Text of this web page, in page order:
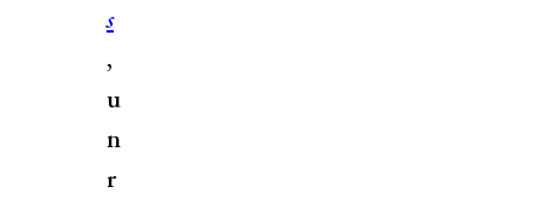
s
,
u
n
r